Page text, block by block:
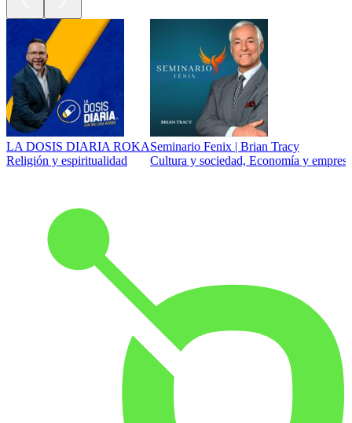
LA DOSIS DIARIA ROKA
Religión y espiritualidad
Seminario Fenix | Brian Tracy
Cultura y sociedad, Economía y